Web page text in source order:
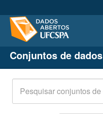
Conjuntos de dados
Organizações
Grupos
Sobre
Conjuntos de dados